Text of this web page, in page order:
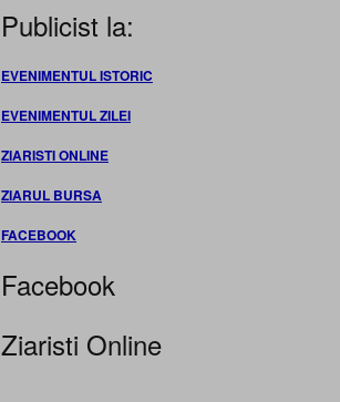
Publicist la:
EVENIMENTUL ISTORIC
EVENIMENTUL ZILEI
ZIARISTI ONLINE
ZIARUL BURSA
FACEBOOK
Facebook
Ziaristi Online